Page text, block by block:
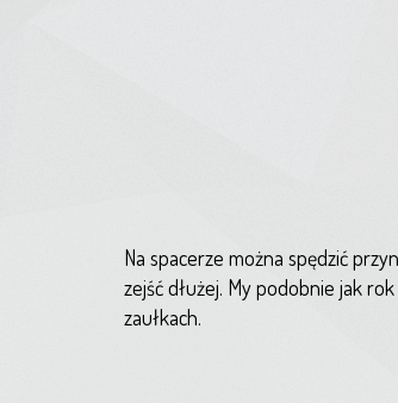
Na spacerze można spędzić
zejść dłużej. My podobnie jak
zaułkach.